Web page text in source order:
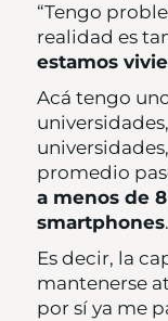
“Tengo
realidad es
estamos
Acá tengo
promedio
a menos de
smartphones.
Es decir, la
mantenerse
por sí ya me